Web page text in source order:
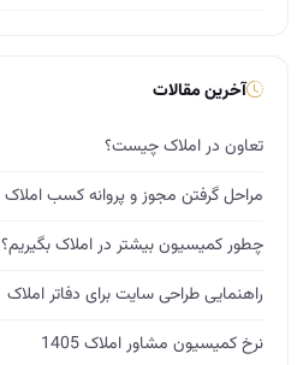
آخرین مقالات
تعاون در املاک چیست؟
مراحل گرفتن مجوز و پروانه کسب املاک
چطور کمیسیون بیشتر در املاک بگیریم؟
راهنمایی طراحی سایت برای دفاتر املاک
نرخ کمیسیون مشاور املاک 1405